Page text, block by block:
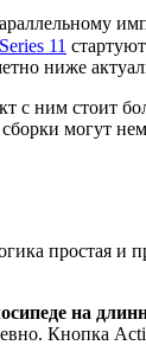
Series 11
ниже
с ним стоит
могут
простая и
на
Кнопка